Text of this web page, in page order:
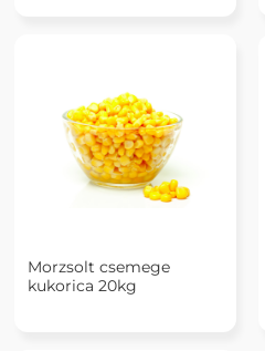
Morzsolt csemege
kukorica 20kg